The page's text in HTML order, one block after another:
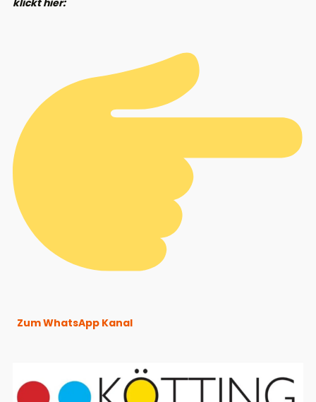
klickt hier:
Zum WhatsApp Kanal